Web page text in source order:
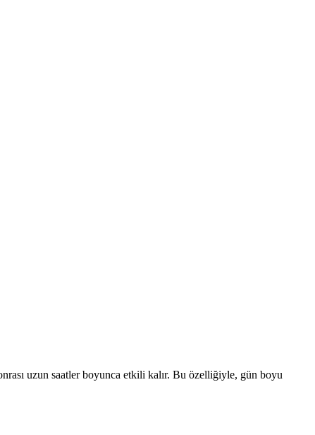
uzun saatler boyunca etkili kalır. Bu özelliğiyle, gün boyu